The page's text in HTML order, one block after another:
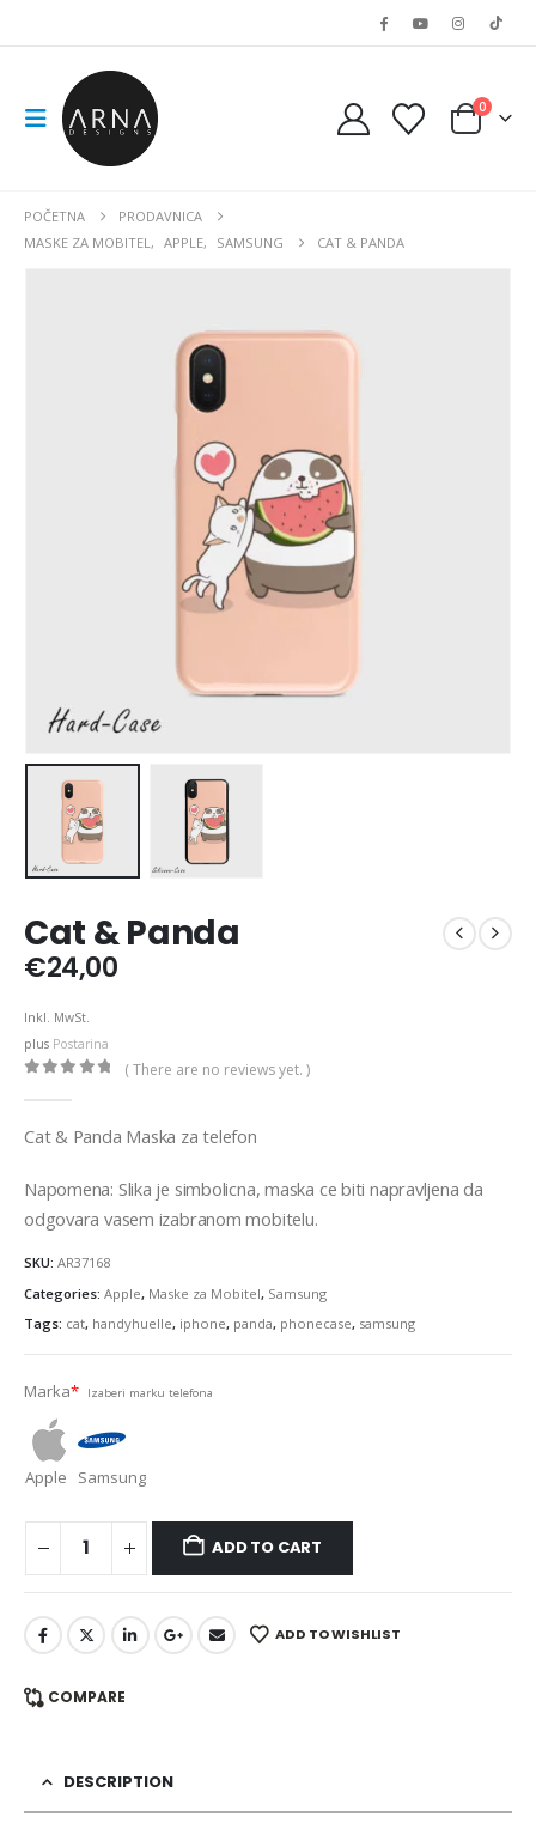
0
POČETNA
PRODAVNICA
MASKE ZA MOBITEL, APPLE, SAMSUNG CAT & PANDA
Cat & Panda
€24,00
Inkl. MwSt.
plus Postarina
( There are no reviews yet. )
Cat & Panda Maska za telefon
Napomena: Slika je simbolicna, maska ce biti napravljena da
odgovara vasem izabranom mobitelu.
SKU: AR37168
Categories: Apple, Maske za Mobitel, Samsung
Tags: cat, handyhuelle, iphone, panda, phonecase, samsung
Marka* Izaberi marku telefona
Apple Samsung
ADD TO CART
ADD TO WISHLIST
COMPARE
DESCRIPTION